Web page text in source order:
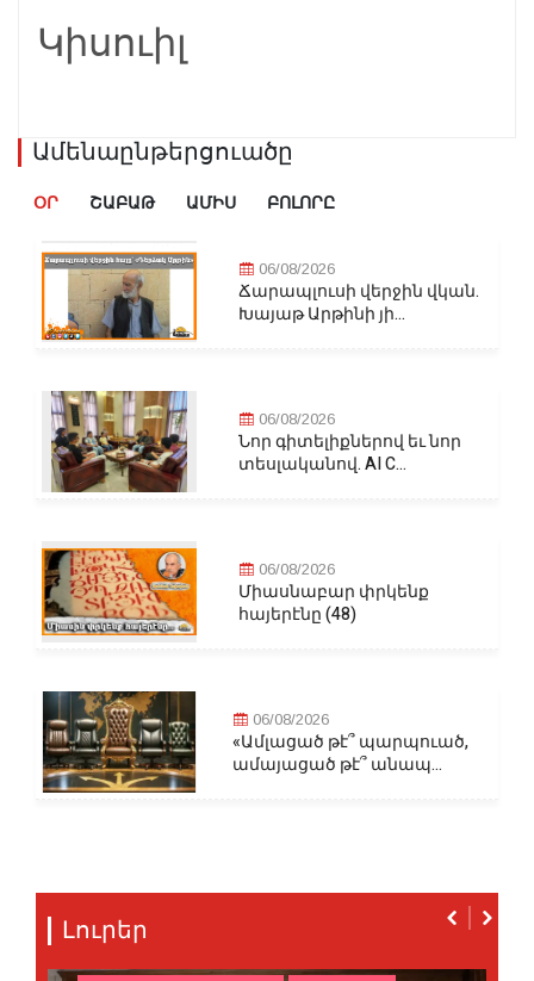
Կիսուիլ
Ամենաընթերցուածը
ՕՐ ՇԱԲԱԹ ԱՄԻՍ ԲՈԼՈՐԸ
06/08/2026
Ճարապլուսի վերջին վկան.
Խայաթ Արթինի յի...
06/08/2026
Նոր գիտելիքներով եւ նոր
տեսլականով. AI C...
06/08/2026
Միասնաբար փրկենք
հայերէնը (48)
06/08/2026
«Ամլացած թէ՞ պարպուած,
ամայացած թէ՞ անապ...
Լուրեր